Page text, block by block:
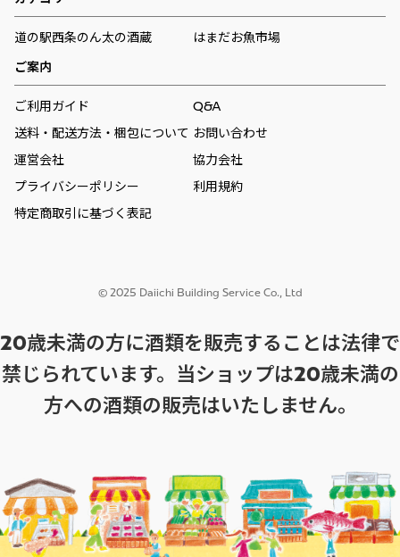
道の駅西条のん太の酒蔵 はまだお魚市場
ご案内
ご利用ガイド
Q&A
送料・配送方法・梱包について お問い合わせ
運営会社
協力会社
プライバシーポリシー
利用規約
特定商取引に基づく表記
© 2025 Daiichi Building Service Co., Ltd
20歳未満の方に酒類を販売することは法律で
禁じられています。当ショップは20歳未満の
方への酒類の販売はいたしません。